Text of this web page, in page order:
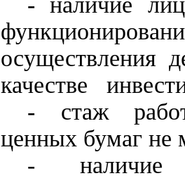
качестве
- стаж
ценных бумаг не
- наличие